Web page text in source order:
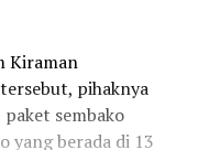
Kiraman
pihaknya
sembako
yang berada di 13